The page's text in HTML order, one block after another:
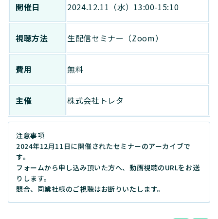
開催日 2024.12.11（水）13:00-15:10
視聴方法 生配信セミナー（Zoom）
費用 無料
主催 株式会社トレタ
注意事項
2024年12月11日に開催されたセミナーのアーカイブで
す。
フォームから申し込み頂いた方へ、動画視聴のURLをお送
りします。
競合、同業社様のご視聴はお断りいたします。